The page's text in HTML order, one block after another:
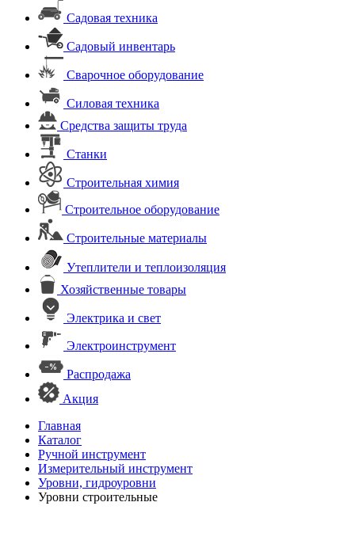
Садовая техника
Садовый инвентарь
Сварочное оборудование
Силовая техника
Средства защиты труда
Станки
Строительная химия
Строительное оборудование
Строительные материалы
Утеплители и теплоизоляция
Хозяйственные товары
Электрика и свет
Электроинструмент
Распродажа
Акция
Главная
Каталог
Ручной инструмент
Измерительный инструмент
Уровни, гидроуровни
Уровни строительные